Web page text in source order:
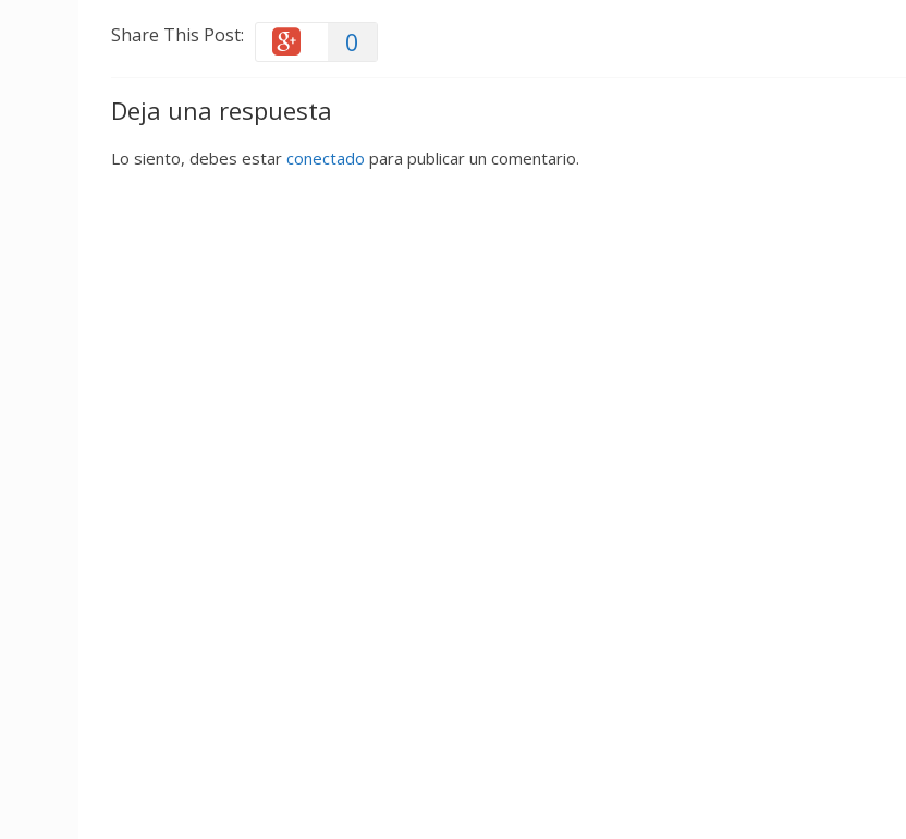
Share This Post: 0
Deja una respuesta
Lo siento, debes estar conectado para publicar un comentario.